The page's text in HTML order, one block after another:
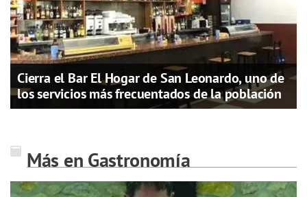
Cierra el Bar El Hogar de San Leonardo, uno de
los servicios más frecuentados de la población
Más en Gastronomía